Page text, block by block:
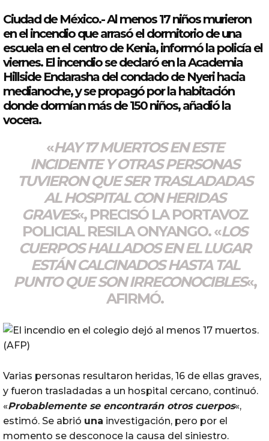
Ciudad de México.- Al menos 17niñosmurieron
en elincendioque arrasó el dormitorio deuna
escuelaen el centro deKenia, informó la policía el
viernes. Elincendiose declaró en la Academia
Hillside Endarasha del condado de Nyeri hacia
medianoche, y se propagó por la habitación
donde dormían más de 150niños, añadió la
vocera.
«HAY 17MUERTOSEN ESTE
INCIDENTE Y OTRAS PERSONAS
TUVIERON QUE SER TRASLADADAS
AL HOSPITAL CON HERIDAS
GRAVES«, PRECISÓ LA PORTAVOZ
POLICIAL RESILA ONYANGO. «LOS
CUERPOS HALLADOS EN EL LUGAR
ESTÁN CALCINADOS HASTA TAL
PUNTO QUE SON IRRECONOCIBLES«,
AFIRMÓ.
Varias personas resultaron heridas, 16 de ellas graves,
y fueron trasladadas a un hospital cercano, continuó.
«Probablemente se encontrarán otros cuerpos«,
estimó. Se abrió una investigación, pero por el
momento se desconoce la causa del siniestro.